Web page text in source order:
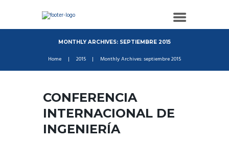
MONTHLY ARCHIVES: SEPTIEMBRE 2015
Home 2015 Monthly Archives: septiembre 2015
CONFERENCIA
INTERNACIONAL DE
INGENIERÍA